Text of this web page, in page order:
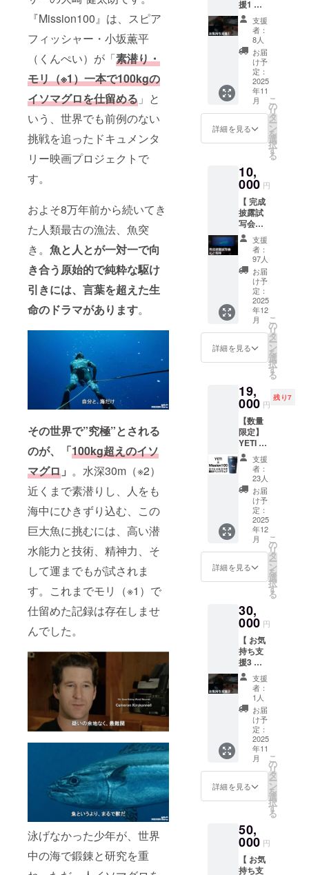
『Mission100』は、スピア
フィッシャー・小坂薫平
（くんぺい）が「素潜り・
モリ（※1）一本で100kgの
イソマグロを仕留める 」と
いう、世界でも前例のない
挑戦を追ったドキュメンタ
リー映画プロジェクトで
す。
およそ8万年前から続いてき
た人類最古の漁法、魚突
き。 魚と人とが一対一で向
き合う原始的で純粋な駆け
引きには、言葉を超えた生
命のドラマがあります。
その世界で”究極”とされる
のが、「100kg超えのイソ
マグロ 」 。水深30m（※2）
近くまで素潜りし、人をも
海中にひきずり込む、この
巨大魚に挑むには、高い潜
水能力と技術、精神力、そ
して運までもが試されま
す。これまでモリ（※1）で
仕留めた記録は存在しませ
んでした。
泳げなかった少年が、世界
中の海で鍛錬と研究を重
エール
アート
セン
ターが
デザイ
ンを担
当。47
都道府
県・海
外50以
上の都
市と地
から最
新カル
チャー
まで手
がけて
きた雑
誌編集
者・岩
崎裕司
氏が編
集して
くださ
いまし
た。 ・
サイ
サイズ
大判印
数：32p
■「心を
込めた
感謝の
メー
ル」
■「待ち
受け画
像デー
タ」5枚
Mission
100の迫
力ある
海中写
データ
にしま
ズ：長
辺
3216×
短編
2144
■「クラ
ファン
限定ス
テッ
カー」1
枚 ・プ
ロジェ
クト
ページ
内「リ
につい
て」に
ファン
限定デ
ザイン
のTシャ
ツで
す。素
材は綿
100％を
予定。
デザイ
ンは細
部が変
りま
す。 本
のみ、
定番デ
ザイン
も提供
してお
ります
ので、
支援時
にお好
きなデ
ザイン
を選択
してく
ださ
可）
S / M /
L / XL /
XXL
身丈 65
/ 69 / 73
/ 77 / 81
身幅
49 / 52 /
55 / 58 /
63 肩
46 / 50 /
54 / 57
19 / 20 /
22 / 24 /
込めた
感謝の
メー
ル」
■「待ち
受け画
像デー
タ」5枚
Mission
100の迫
力ある
海中写
真を待
ち受け
す。 ・
サイ
3216×
短編
2144
■「クラ
援1 】
■「心を
込めた
感謝の
メー
ル」
■「待ち
受け画
像デー
タ」5枚
Mission
100の迫
力ある
ち受け
データ
にしま
す。 ・
サイ
ズ：長
辺
3216×
短編
2144
■「公式
ホーム
ページ
にお名
前掲
載」1名
※本リ
ページ
にお名
載いた
しま
す。 ・
支援時
の「備
考欄」
にご希
望のお
名前を
ご記入
くださ
い。 ・
ご希望
のお名
（半角
24文字
以内）
でご指
定くだ
さい。
・絵文
字や特
殊記
号、公
序良俗
に反す
る表
現、宣
伝目的
は不可
となり
順は五
十音順
または
アル
支援
者：
8人
お届
け予
定：
2025
年11
月
詳細を見る
こ
の
リ
タ
ー
ン
を
選
択
す
る
10,
000 円
【 完成
披露試
写会へ
のご招
待プラ
ン 】
■「完成
披露試
写会
（メン
バー登
壇）へ
のご招
待」2名
分 ・日
末頃を
予定
（映画
が完成
後に決
定） ・
場所：
東京都
を予定
・支援
者様の
交通費
や滞在
費は各
自でご
負担く
ださ
連絡方
法：詳
メール
で連絡
しま
す。
■「Mis
sion100
ビジュ
アル
ブッ
ク」1冊
Mission
100プロ
ジェク
平・PJ
メン
バーの
エッセ
支援
者：
97人
お届
け予
定：
2025
年12
月
詳細を見る
こ
の
リ
タ
ー
ン
を
選
択
す
る
19,
000 円
残り7
【数量
限定】
YETI x
Mission
100スペ
シャル
コラボ
限定ド
リンク
ウェア
プラン
■「YETI
x
Mission
100スペ
コラボ
限定ド
リンク
ウェ
ア」1個
100kg
を記念
した特
別デザ
インの
YETIボ
トルで
す。ダ
ブル
ウォー
ル真空
断熱構
をな
が〜く
しま
支援
者：
23人
お届
け予
定：
2025
年12
月
詳細を見る
こ
の
リ
タ
ー
ン
を
選
択
す
る
30,
000 円
【 お気
持ち支
援3 】
■「心を
込めた
感謝の
メー
ル」
■「待ち
受け画
像デー
タ」5枚
Mission
100の迫
力ある
ち受け
データ
にしま
す。 ・
サイ
支援
者：
1人
お届
け予
定：
2025
年11
月
詳細を見る
こ
の
リ
タ
ー
ン
を
選
択
す
る
50,
000 円
【 お気
持ち支